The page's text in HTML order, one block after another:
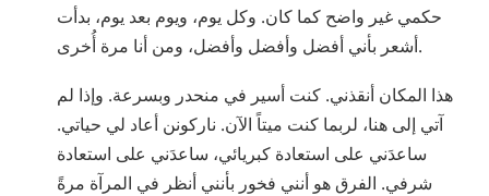
حكمي غير واضح كما كان. وكل يوم، ويوم بعد يوم، بدأت
أشعر بأني أفضل وأفضل وأفضل، ومن أنا مرة أُخرى.
هذا المكان أنقذني. كنت أسير في منحدر وبسرعة. وإذا لم
آتي إلى هنا، لربما كنت ميتاً الآن. ناركونن أعاد لي حياتي.
ساعدَني على استعادة كبريائي، ساعدَني على استعادة
شرفي. الفرق هو أنني فخور بأنني أنظر في المرآة مرةً